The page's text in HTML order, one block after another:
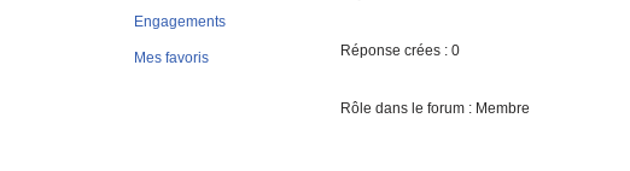
Engagements
Mes favoris Réponse crées : 0
Rôle dans le forum : Membre